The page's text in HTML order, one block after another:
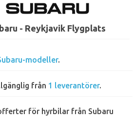
- Reykjavik Flygplats
modeller.
från 1 leverantörer.
för hyrbilar från Subaru